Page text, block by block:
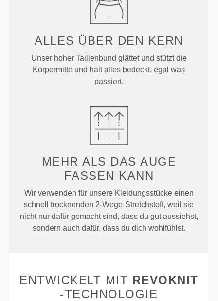
ALLES ÜBER DEN KERN
Unser hoher Taillenbund glättet und stützt die
Körpermitte und hält alles bedeckt, egal was
passiert.
MEHR ALS DAS AUGE
FASSEN KANN
Wir verwenden für unsere Kleidungsstücke einen
schnell trocknenden 2-Wege-Stretchstoff, weil sie
nicht nur dafür gemacht sind, dass du gut aussiehst,
sondern auch dafür, dass du dich wohlfühlst.
ENTWICKELT MIT REVOKNIT
-TECHNOLOGIE